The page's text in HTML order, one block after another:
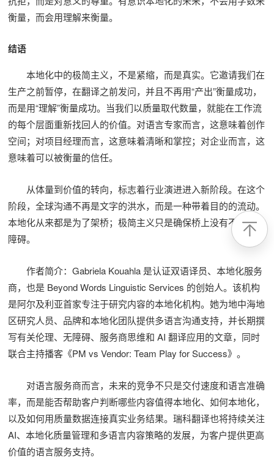
衡量，而会用理解来衡量。
结语
本地化中的极简主义，不是紧缩，而是真实。它邀请我们在
生产之前暂停，在翻译之前发问，并且不再用“产出”衡量成功，
而是用“理解”衡量成功。当我们以质量取代数量，就能在工作流
的每个层面重新找回人的价值。对语言专家而言，这意味着创作
空间；对项目经理而言，这意味着清晰和掌控；对企业而言，这
意味着可以被衡量的信任。
从体量到价值的转向，标志着行业演进进入新阶段。在这个
阶段，全球沟通不再是文字的洪水，而是一种带着目的的流动。
本地化从来都是为了架桥；极简主义只是确保桥上没有不必要的
障碍。
作者简介：Gabriela Kouahla 是认证双语译员、本地化服务
商，也是 Beyond Words Linguistic Services 的创始人。该机构
是阿尔及利亚首家专注于研究内容的本地化机构。她为地中海地
区研究人员、品牌和本地化团队提供多语言沟通支持，并长期撰
写有关伦理、无障碍、服务商思维和 AI 翻译应用的文章，同时
联合主持播客《PM vs Vendor: Team Play for Success》。
对语言服务商而言，未来的竞争不只是交付速度和语言准确
率，而是能否帮助客户判断哪些内容值得本地化、如何本地化，
以及如何用质量数据连接真实业务结果。瑞科翻译也将持续关注
AI、本地化质量管理和多语言内容策略的发展，为客户提供更高
价值的语言服务支持。